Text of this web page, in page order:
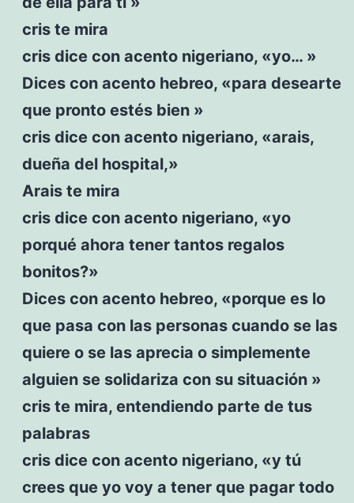
cris te mira
cris dice con acento nigeriano, «yo… »
Dices con acento hebreo, «para desearte
que pronto estés bien »
cris dice con acento nigeriano, «arais,
dueña del hospital,»
Arais te mira
cris dice con acento nigeriano, «yo
porqué ahora tener tantos regalos
bonitos?»
Dices con acento hebreo, «porque es lo
que pasa con las personas cuando se las
quiere o se las aprecia o simplemente
alguien se solidariza con su situación »
cris te mira, entendiendo parte de tus
palabras
cris dice con acento nigeriano, «y tú
crees que yo voy a tener que pagar todo